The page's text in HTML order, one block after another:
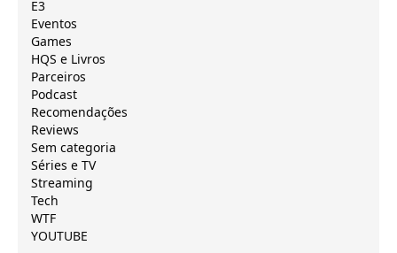
E3
Eventos
Games
HQS e Livros
Parceiros
Podcast
Recomendações
Reviews
Sem categoria
Séries e TV
Streaming
Tech
WTF
YOUTUBE